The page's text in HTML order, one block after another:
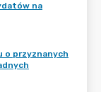
na
o przyznanych